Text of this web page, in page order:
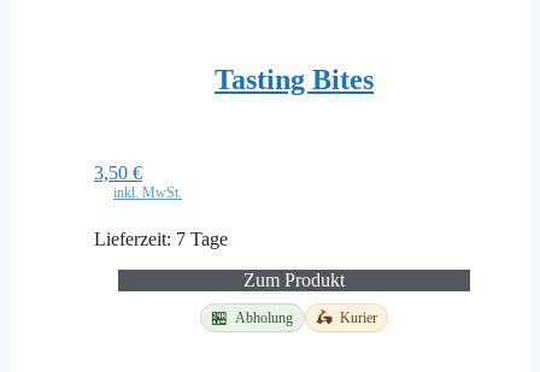
Tasting Bites
3,50 €
inkl. MwSt.
Lieferzeit: 7 Tage
Zum Produkt
🏪 Abholung 🛵 Kurier